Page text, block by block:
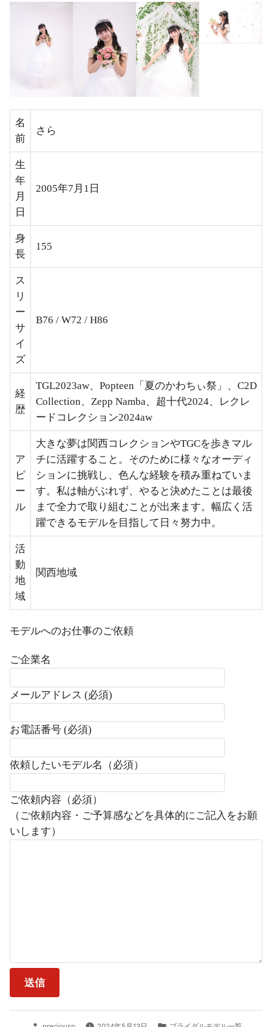
名
前
さら
生
年
月
日
2005年7月1日
身
長
155
ス
リ
ー
サ
イ
ズ
B76 / W72 / H86
経
歴
TGL2023aw、Popteen「夏のかわちぃ祭」、C2D
Collection、Zepp Namba、超十代2024、レクレ
ードコレクション2024aw
ア
ピ
ー
ル
大きな夢は関西コレクションやTGCを歩きマル
チに活躍すること。そのために様々なオーディ
ションに挑戦し、色んな経験を積み重ねていま
す。私は軸がぶれず、やると決めたことは最後
まで全力で取り組むことが出来ます。幅広く活
躍できるモデルを目指して日々努力中。
活
動
地
域
関西地域
モデルへのお仕事のご依頼
ご企業名
メールアドレス (必須)
お電話番号 (必須)
依頼したいモデル名（必須）
ご依頼内容（必須）
（ご依頼内容・ご予算感などを具体的にご記入をお願
いします）
投 カ